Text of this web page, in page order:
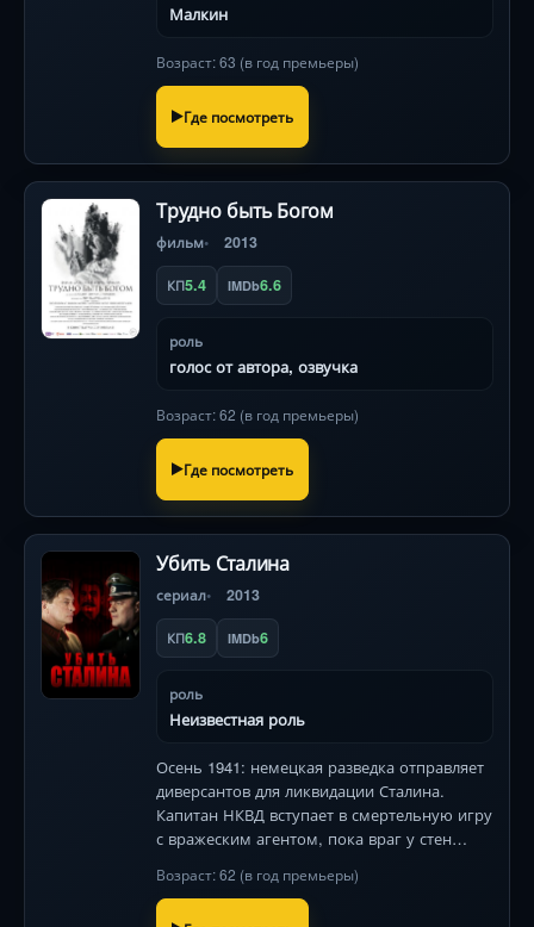
Малкин
Возраст: 63 (в год премьеры)
Где посмотреть
Трудно быть Богом
фильм 2013
КП5.4 IMDb6.6
роль
голос от автора, озвучка
Возраст: 62 (в год премьеры)
Где посмотреть
Убить Сталина
сериал 2013
КП6.8 IMDb6
роль
Неизвестная роль
Осень 1941: немецкая разведка отправляет
диверсантов для ликвидации Сталина.
Капитан НКВД вступает в смертельную игру
с вражеским агентом, пока враг у стен
неочевидной развязкой .
Возраст: 62 (в год премьеры)